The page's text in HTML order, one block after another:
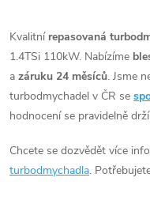
ů
ů
103kW 118kW 125kW,
118kW, Polo GTi 132kW,
110kW 118kW, Tiguan
Touran 103kW 125kW
v
l
á
a
Kvalitní repasovaná
1.4TSi 110kW. Nabízíme
a záruku 24 měsíců. Jsme
turbodmychadel v ČR se
hodnocení se pravidelně
Chcete se dozvědět více
turbodmychadla.